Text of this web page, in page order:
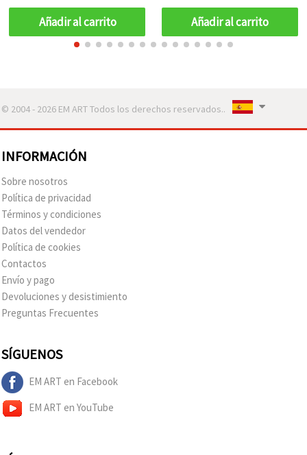
Añadir al carrito Añadir al carrito
© 2004 - 2026 EM ART Todos los derechos reservados..
INFORMACIÓN
Sobre nosotros
Política de privacidad
Términos y condiciones
Datos del vendedor
Política de cookies
Contactos
Envío y pago
Devoluciones y desistimiento
Preguntas Frecuentes
SÍGUENOS
EM ART en Facebook
EM ART en YouTube